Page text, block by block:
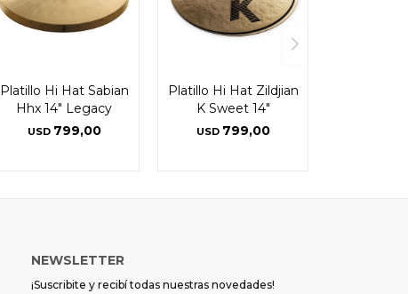
Platillo Hi Hat Sabian
Hhx 14" Legacy
USD 799,00
Platillo Hi Hat Zildjian
K Sweet 14"
USD 799,00
NEWSLETTER
¡Suscribite y recibí todas nuestras novedades!